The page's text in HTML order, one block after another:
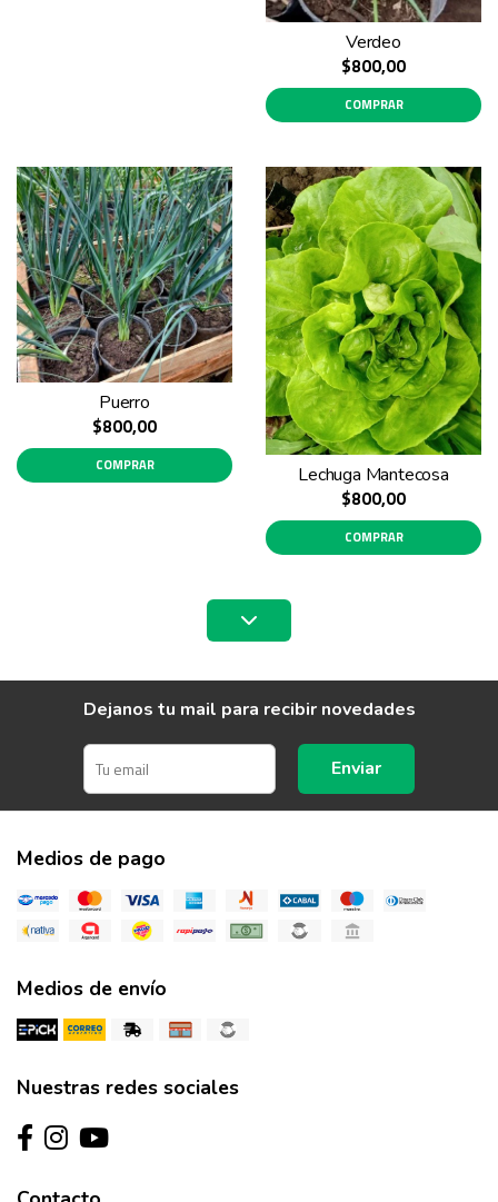
Verdeo
$800,00
COMPRAR
Puerro
$800,00
COMPRAR Lechuga Mantecosa
$800,00
COMPRAR
Dejanos tu mail para recibir novedades
Enviar
Medios de pago
Medios de envío
Nuestras redes sociales